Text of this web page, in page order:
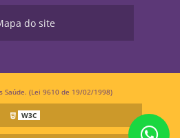
do site
Saúde. (Lei 9610 de 19/02/1998)
W3C